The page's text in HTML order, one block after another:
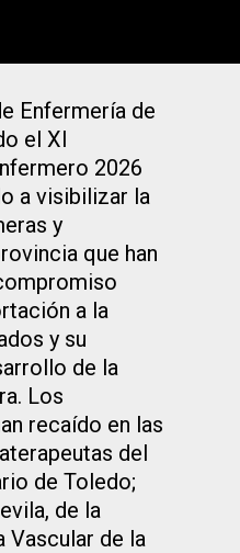
Enfermería de
el XI
2026
a visibilizar la
y
que han
a la
y su
de la
Los
recaído en las
del
de Toledo;
de la
Vascular de la